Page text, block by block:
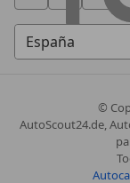
©
AutoScout24.de,